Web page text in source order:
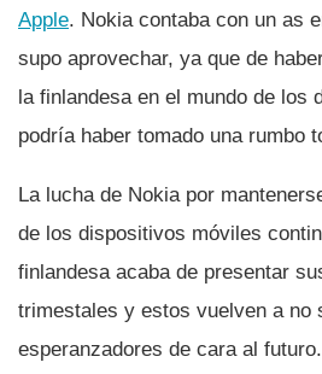
Apple. Nokia contaba con un as
supo aprovechar, ya que de
la finlandesa en el mundo de los
podrí­a haber tomado una rumbo
La lucha de Nokia por
de los dispositivos móviles
finlandesa acaba de presentar
trimestales y estos vuelven a no
esperanzadores de cara al futuro.